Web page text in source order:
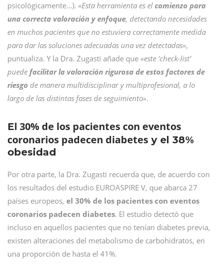
psicológicamente…). «Esta herramienta es el comienzo para
una correcta valoración y enfoque, detectando necesidades
en muchos pacientes que no estuviera correctamente medida
para dar las soluciones adecuadas una vez detectadas»,
puntualiza. Y la Dra. Zugasti añade que «este ‘check-list’
puede facilitar la valoración rigurosa de estos factores de
riesgo de manera multidisciplinar y multiprofesional, a lo
largo de las distintas fases de seguimiento».
El 30% de los pacientes con eventos
coronarios padecen diabetes y el 38%
obesidad
Por otra parte, la Dra. Zugasti recuerda que, de acuerdo con
los resultados del estudio EUROASPIRE V, que abarca 27
países europeos, el 30% de los pacientes con eventos
coronarios padecen diabetes. El estudio detectó que
incluso en aquellos pacientes que no tenían diabetes previa,
existen alteraciones del metabolismo de carbohidratos, en
una proporción de hasta el 41%.